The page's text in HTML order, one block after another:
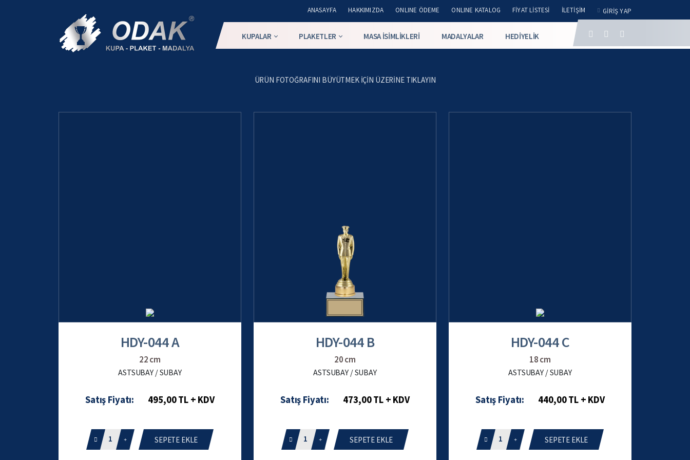
ANASAYFA HAKKIMIZDA ONLINE ÖDEME ONLINE KATALOG FIYAT LISTESI İLETIŞIM GIRIŞ YAP
KUPALAR PLAKETLER MASA İSIMLIKLERI MADALYALAR HEDIYELIK
ÜRÜN FOTOĞRAFINI BÜYÜTMEK IÇIN ÜZERINE TIKLAYIN
HDY-044 A
22 cm
ASTSUBAY / SUBAY
Satış Fiyatı: 495,00 TL + KDV
1 SEPETE EKLE
HDY-044 B
20 cm
ASTSUBAY / SUBAY
Satış Fiyatı: 473,00 TL + KDV
1 SEPETE EKLE
HDY-044 C
18 cm
ASTSUBAY / SUBAY
Satış Fiyatı: 440,00 TL + KDV
1 SEPETE EKLE